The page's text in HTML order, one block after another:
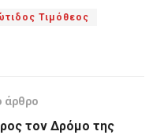
Τιμόθεος
άρθρο
τον Δρόμο της